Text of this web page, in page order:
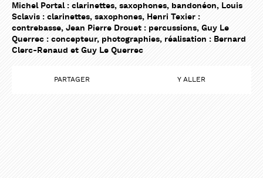
Michel Portal : clarinettes, saxophones, bandonéon, Louis
Sclavis : clarinettes, saxophones, Henri Texier :
contrebasse, Jean Pierre Drouet : percussions, Guy Le
Querrec : concepteur, photographies, réalisation : Bernard
Clerc-Renaud et Guy Le Querrec
PARTAGER Y ALLER